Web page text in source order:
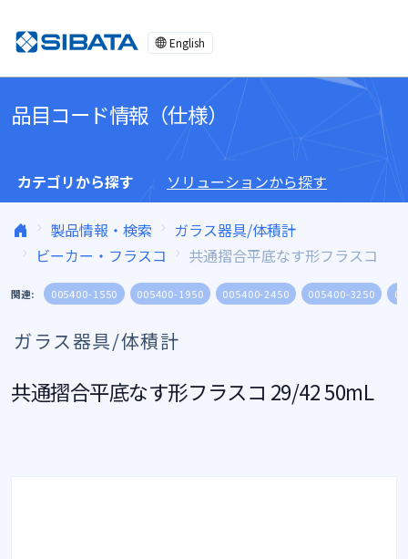
English
品目コード情報（仕様）
カテゴリから探す ソリューションから探す
製品情報・検索
ガラス器具/体積計
ビーカー・フラスコ
共通摺合平底なす形フラスコ
関連: 005400-1550 005400-1950 005400-2450 005400-3250
ガラス器具/体積計
共通摺合平底なす形フラスコ 29/42 50mL